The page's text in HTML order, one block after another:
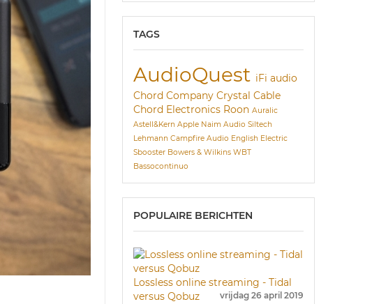
TAGS
AudioQuest iFi audio
Chord Company Crystal Cable
Chord Electronics Roon Auralic
Astell&Kern Apple Naim Audio Siltech
Lehmann Campfire Audio English Electric
Sbooster Bowers & Wilkins WBT
Bassocontinuo
POPULAIRE BERICHTEN
Lossless online streaming - Tidal
versus Qobuz
vrijdag 26 april 2019